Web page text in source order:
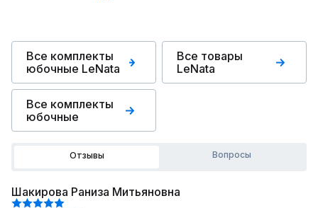
Все комплекты
юбочные LeNata
Все товары
LeNata
Все комплекты
юбочные
Отзывы Вопросы
Шакирова Раниза Митьяновна